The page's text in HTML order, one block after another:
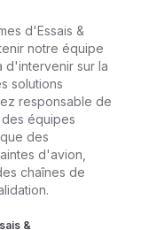
d'Essais &
notre équipe
d'intervenir sur la
solutions
responsable de
équipes
des
d'avion,
chaînes de
&